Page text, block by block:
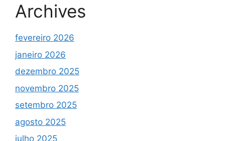
Archives
fevereiro 2026
janeiro 2026
dezembro 2025
novembro 2025
setembro 2025
agosto 2025
julho 2025